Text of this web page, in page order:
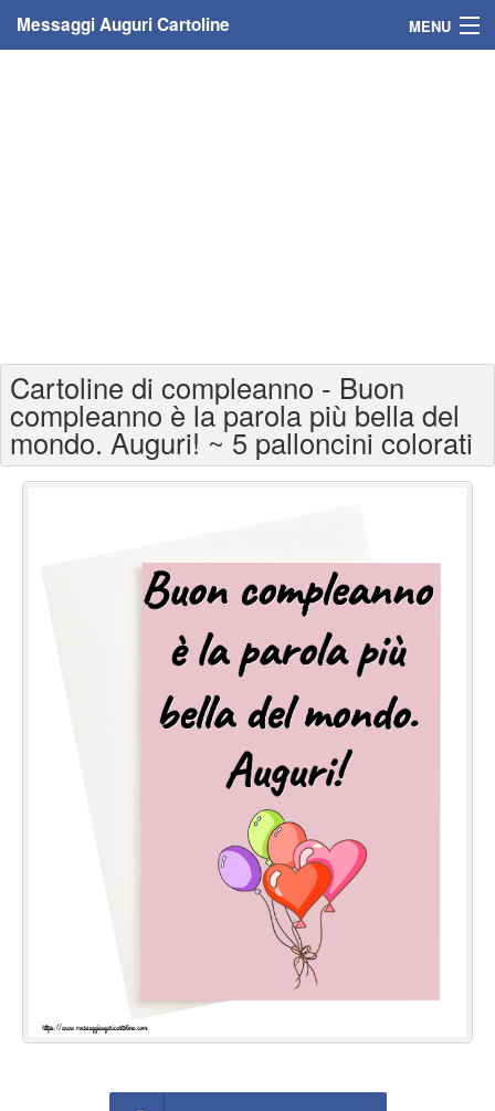
Messaggi Auguri Cartoline MENU
Cartoline auguri anni
Cartoline giorni anno
Cartoline animate
Accedi
Cartoline di compleanno - Buon
compleanno è la parola più bella del
mondo. Auguri! ~ 5 palloncini colorati